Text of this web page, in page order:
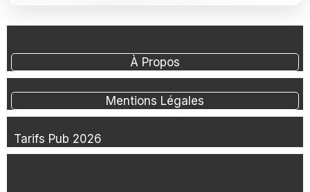
À Propos
Mentions Légales
Tarifs Pub 2026